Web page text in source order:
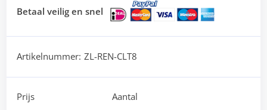
Betaal veilig en snel
Artikelnummer: ZL-REN-CLT8
Prijs
Aantal